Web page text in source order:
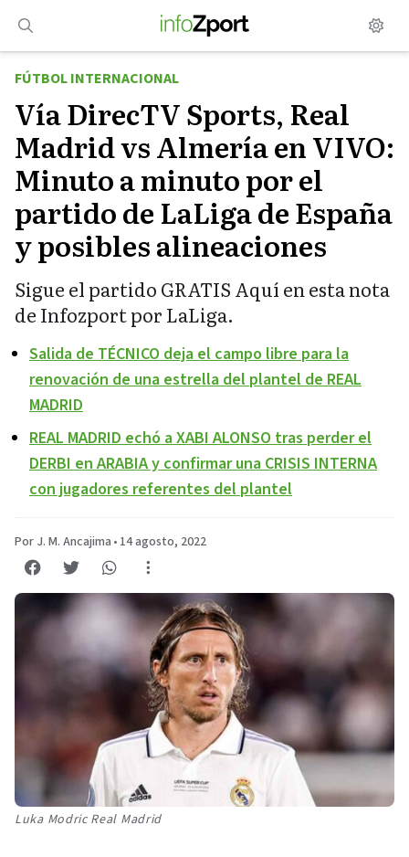
contenido
FÚTBOL INTERNACIONAL
Vía DirecTV Sports, Real
Madrid vs Almería en VIVO:
Minuto a minuto por el
partido de LaLiga de España
y posibles alineaciones
Sigue el partido GRATIS Aquí en esta nota
de Infozport por LaLiga.
Salida de TÉCNICO deja el campo libre para la
renovación de una estrella del plantel de REAL
MADRID
REAL MADRID echó a XABI ALONSO tras perder el
DERBI en ARABIA y confirmar una CRISIS INTERNA
con jugadores referentes del plantel
Por J. M. Ancajima • 14 agosto, 2022
Luka Modric Real Madrid